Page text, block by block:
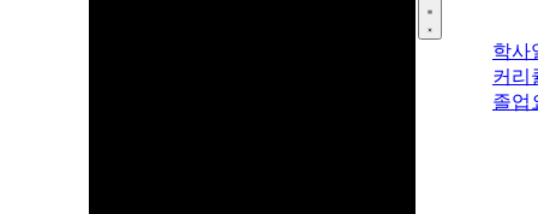
학사
커리
졸업